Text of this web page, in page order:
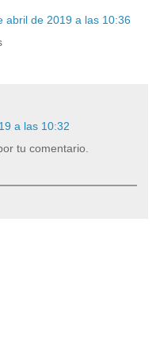
abril de 2019 a las 10:36
a las 10:32
tu comentario.